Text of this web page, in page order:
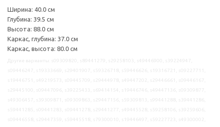
Ширина: 40.0 см
Глубина: 39.5 см
Высота: 88.0 см
Каркас, глубина: 37.0 см
Каркас, высота: 80.0 см